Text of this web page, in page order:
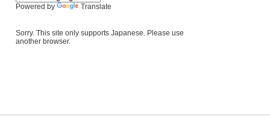
Powered by Translate
Sorry. This site only supports Japanese. Please use
another browser.